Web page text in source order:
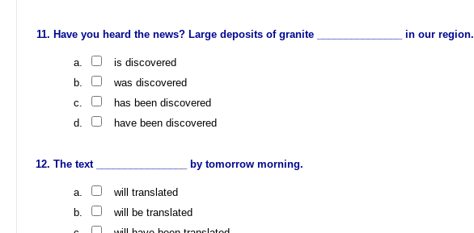
Have you heard the news? Large deposits of granite _______________ in our region.
is discovered
was discovered
has been discovered
have been discovered
The text ________________ by tomorrow morning.
will translated
will be translated